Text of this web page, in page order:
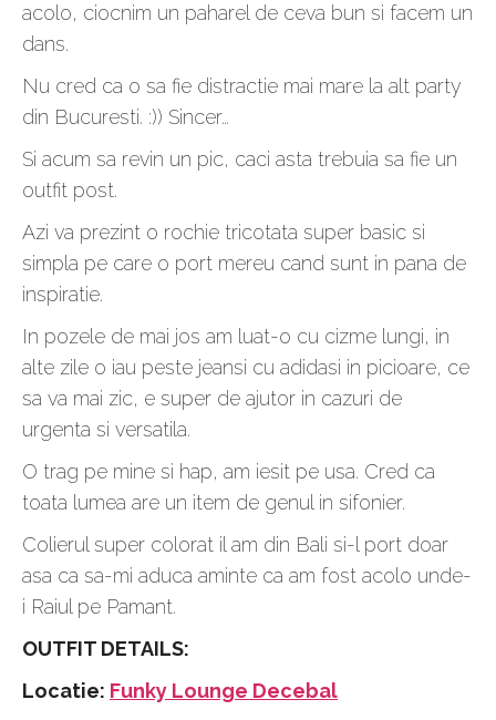
acolo, ciocnim un paharel de ceva bun si facem un
dans.
Nu cred ca o sa fie distractie mai mare la alt party
din Bucuresti. :)) Sincer…
Si acum sa revin un pic, caci asta trebuia sa fie un
outfit post.
Azi va prezint o rochie tricotata super basic si
simpla pe care o port mereu cand sunt in pana de
inspiratie.
In pozele de mai jos am luat-o cu cizme lungi, in
alte zile o iau peste jeansi cu adidasi in picioare, ce
sa va mai zic, e super de ajutor in cazuri de
urgenta si versatila.
O trag pe mine si hap, am iesit pe usa. Cred ca
toata lumea are un item de genul in sifonier.
Colierul super colorat il am din Bali si-l port doar
asa ca sa-mi aduca aminte ca am fost acolo unde-
i Raiul pe Pamant.
OUTFIT DETAILS:
Locatie: Funky Lounge Decebal